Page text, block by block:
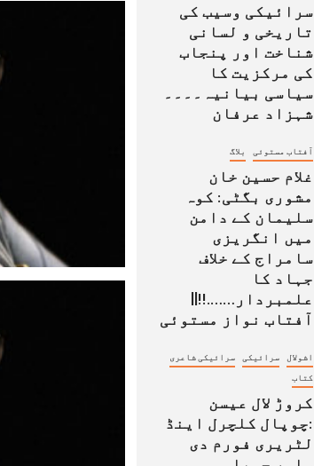
سرائیکی وسیب کی
تاریخی و لسانی
شناخت اور پنجاب
کی مرکزیت کا
سیاسی بیانیہ۔۔۔۔
شہزاد عرفان
آفتاب مستوئی بلاگ
غلام حسین خان
مشوری بگٹی: کوہ
سلیمان کے دامن
میں انگریزی
سامراج کے خلاف
جہاد کا
علمبردار…….!!||
آفتاب نواز مستوئی
اشولال سرائیکی سرائیکی شاعری
کتاب
کروڑ لال عیسن
:چوپال کلچرل اینڈ
لٹریری فورم دی